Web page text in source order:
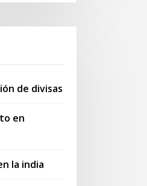
de divisas
en
la india